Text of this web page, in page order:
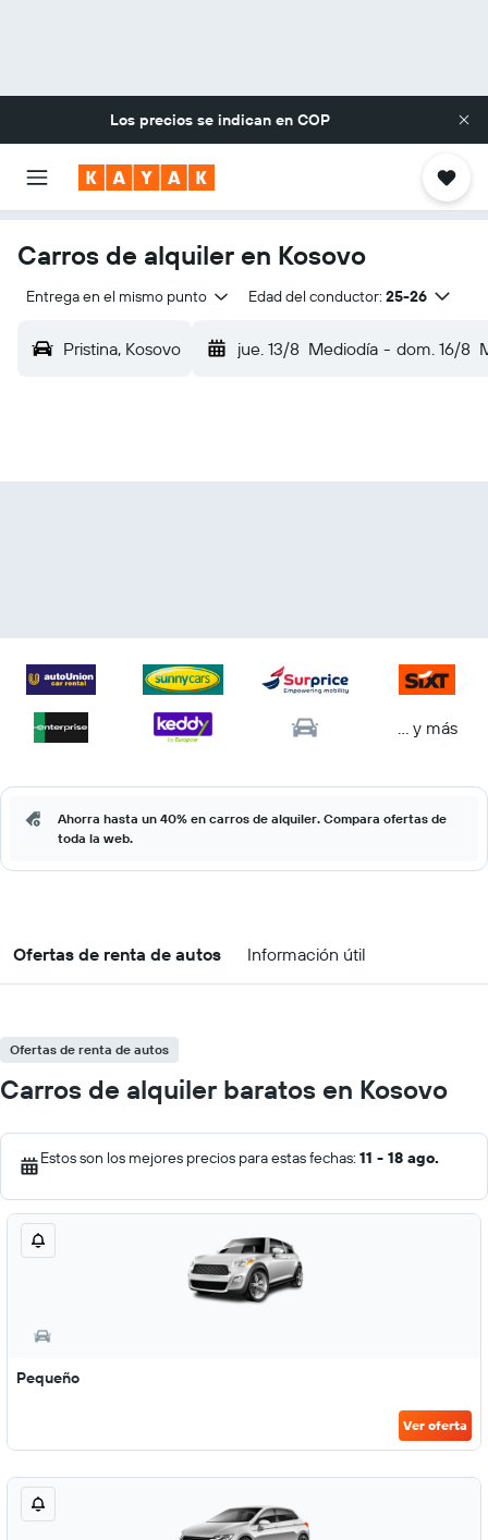
Los precios se indican en COP
Carros de alquiler en Kosovo
Entrega en el mismo punto Edad del conductor: 25-26
Pristina, Kosovo jue. 13/8 Mediodía - dom. 16/8
… y más
Ahorra hasta un 40% en carros de alquiler. Compara ofertas de
toda la web.
Ofertas de renta de autos Información útil
Ofertas de renta de autos
Carros de alquiler baratos en Kosovo
Estos son los mejores precios para estas fechas: 11 - 18 ago.
Pequeño
Ver oferta